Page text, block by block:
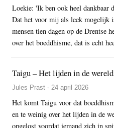
Loekie: 'Ik ben ook heel dankbaar
Dat het voor mij als leek mogelijk
mensen tien dagen op de Drentse
over het boeddhisme, dat is echt
Taigu – Het lijden in de wereld
Jules Prast - 24 april 2026
Het komt Taigu voor dat
en te weinig over het lijden in de
opgelost voordat iemand zich in